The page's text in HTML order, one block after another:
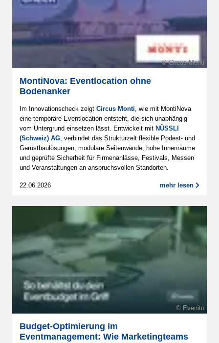
© Circus Monti
MontiNova: Eventlocation ohne
Bodenanker
Im Innovationscheck zeigt Circus Monti, wie mit MontiNova
eine temporäre Eventlocation entsteht, die sich unabhängig
vom Untergrund einsetzen lässt. Entwickelt mit NÜSSLI
(Schweiz) AG, verbindet das Strukturzelt flexible Podest- und
Gerüstbaulösungen, modulare Seitenwände, hohe Innenräume
und geprüfte Sicherheit für Firmenanlässe, Festivals, Messen
und Veranstaltungen an anspruchsvollen Standorten.
22.06.2026 mehr lesen
© Evenito
Budget-Optimierung im
Eventmanagement: Wie Marketingteams